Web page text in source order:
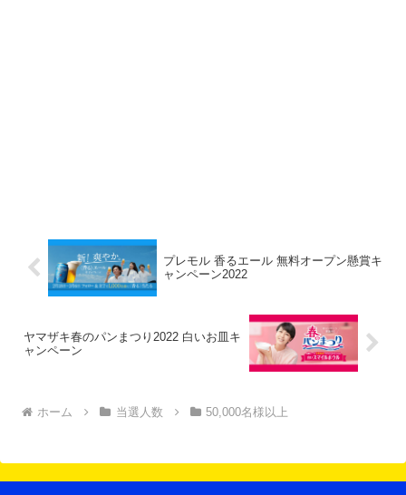
プレモル 香るエール 無料オープン懸賞キ
ャンペーン2022
ヤマザキ春のパンまつり2022 白いお皿キ
ャンペーン
ホーム 当選人数 50,000名様以上